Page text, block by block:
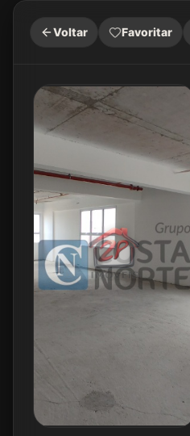
Voltar Favoritar